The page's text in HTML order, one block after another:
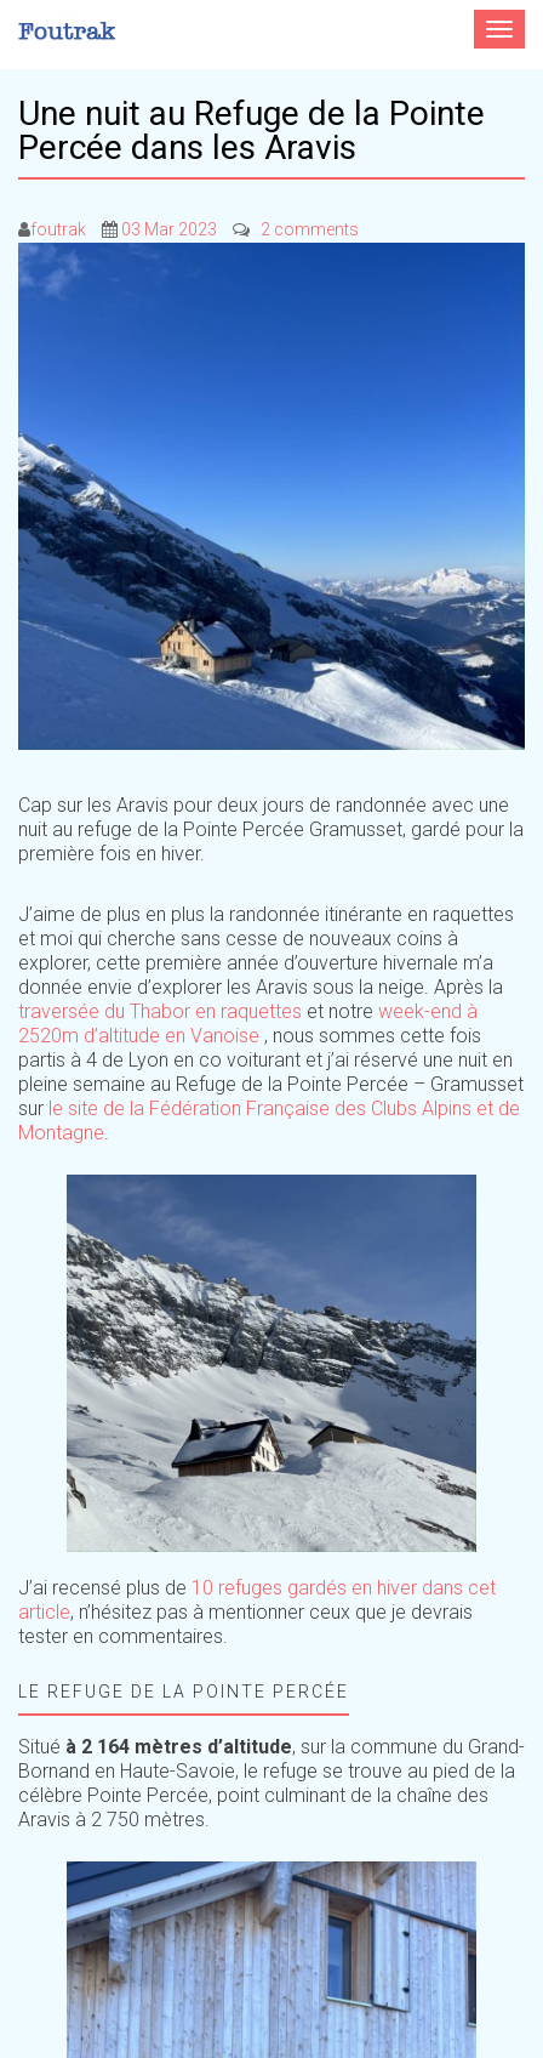
Toggle
Une nuit au Refuge de la Pointe
Percée dans les Aravis
foutrak 03 Mar 2023 2 comments
Cap sur les Aravis pour deux jours de randonnée avec une
nuit au refuge de la Pointe Percée Gramusset, gardé pour la
première fois en hiver.
J’aime de plus en plus la randonnée itinérante en raquettes
et moi qui cherche sans cesse de nouveaux coins à
explorer, cette première année d’ouverture hivernale m’a
donnée envie d’explorer les Aravis sous la neige. Après la
traversée du Thabor en raquettes et notre week-end à
2520m d’altitude en Vanoise , nous sommes cette fois
partis à 4 de Lyon en co voiturant et j’ai réservé une nuit en
pleine semaine au Refuge de la Pointe Percée – Gramusset
sur le site de la Fédération Française des Clubs Alpins et de
Montagne.
J’ai recensé plus de 10 refuges gardés en hiver dans cet
article, n’hésitez pas à mentionner ceux que je devrais
tester en commentaires.
LE REFUGE DE LA POINTE PERCÉE
Situé à 2 164 mètres d’altitude, sur la commune du Grand-
Bornand en Haute-Savoie, le refuge se trouve au pied de la
célèbre Pointe Percée, point culminant de la chaîne des
Aravis à 2 750 mètres.